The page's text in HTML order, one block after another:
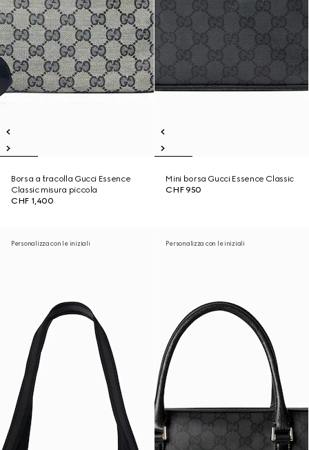
Borsa a tracolla Gucci Essence
Classic misura piccola
CHF 1,400
Mini borsa Gucci Essence Classic
CHF 950
Personalizza con le iniziali Personalizza con le iniziali